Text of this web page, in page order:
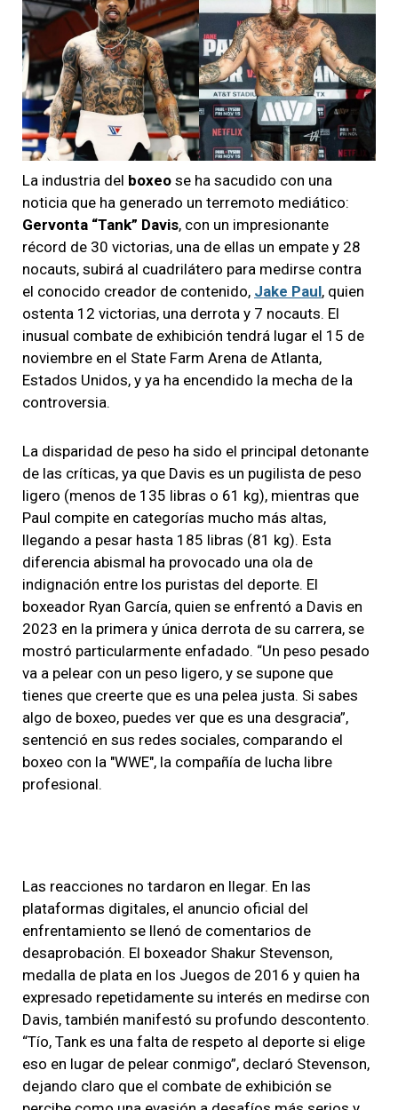
La industria del boxeo se ha sacudido con una
noticia que ha generado un terremoto mediático:
Gervonta “Tank” Davis, con un impresionante
récord de 30 victorias, una de ellas un empate y 28
nocauts, subirá al cuadrilátero para medirse contra
el conocido creador de contenido, Jake Paul, quien
ostenta 12 victorias, una derrota y 7 nocauts. El
inusual combate de exhibición tendrá lugar el 15 de
noviembre en el State Farm Arena de Atlanta,
Estados Unidos, y ya ha encendido la mecha de la
controversia.
La disparidad de peso ha sido el principal detonante
de las críticas, ya que Davis es un pugilista de peso
ligero (menos de 135 libras o 61 kg), mientras que
Paul compite en categorías mucho más altas,
llegando a pesar hasta 185 libras (81 kg). Esta
diferencia abismal ha provocado una ola de
indignación entre los puristas del deporte. El
boxeador Ryan García, quien se enfrentó a Davis en
2023 en la primera y única derrota de su carrera, se
mostró particularmente enfadado. “Un peso pesado
va a pelear con un peso ligero, y se supone que
tienes que creerte que es una pelea justa. Si sabes
algo de boxeo, puedes ver que es una desgracia”,
sentenció en sus redes sociales, comparando el
boxeo con la "WWE", la compañía de lucha libre
profesional.
Las reacciones no tardaron en llegar. En las
plataformas digitales, el anuncio oficial del
enfrentamiento se llenó de comentarios de
desaprobación. El boxeador Shakur Stevenson,
medalla de plata en los Juegos de 2016 y quien ha
expresado repetidamente su interés en medirse con
Davis, también manifestó su profundo descontento.
“Tío, Tank es una falta de respeto al deporte si elige
eso en lugar de pelear conmigo”, declaró Stevenson,
dejando claro que el combate de exhibición se